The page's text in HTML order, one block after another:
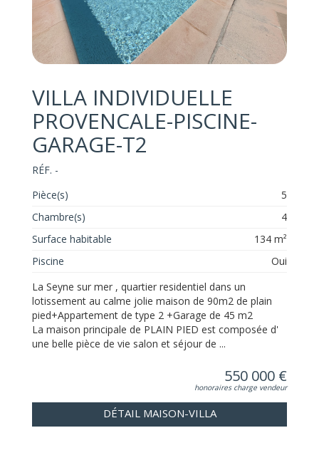
VILLA INDIVIDUELLE
PROVENCALE-PISCINE-
GARAGE-T2
RÉF. -
Pièce(s)
5
Chambre(s)
4
Surface habitable
134 m²
Piscine
Oui
La Seyne sur mer , quartier residentiel dans un
lotissement au calme jolie maison de 90m2 de plain
pied+Appartement de type 2 +Garage de 45 m2
La maison principale de PLAIN PIED est composée d'
une belle pièce de vie salon et séjour de ...
550 000 €
honoraires charge vendeur
DÉTAIL MAISON-VILLA